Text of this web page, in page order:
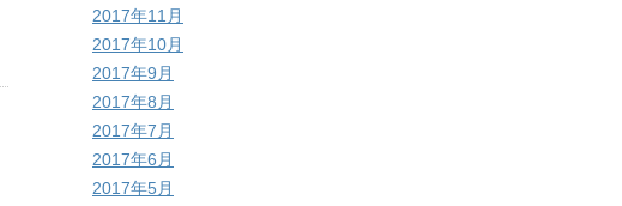
2017年11月
2017年10月
2017年9月
2017年8月
2017年7月
2017年6月
2017年5月